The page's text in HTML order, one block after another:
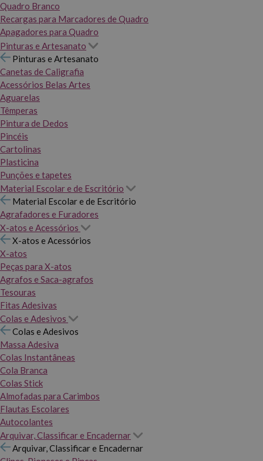
Quadro Branco
Recargas para Marcadores de Quadro
Apagadores para Quadro
Pinturas e Artesanato
Pinturas e Artesanato
Canetas de Caligrafia
Acessórios Belas Artes
Aguarelas
Têmperas
Pintura de Dedos
Pincéis
Cartolinas
Plasticina
Punções e tapetes
Material Escolar e de Escritório
Material Escolar e de Escritório
Agrafadores e Furadores
X-atos e Acessórios
X-atos e Acessórios
X-atos
Peças para X-atos
Agrafos e Saca-agrafos
Tesouras
Fitas Adesivas
Colas e Adesivos
Colas e Adesivos
Massa Adesiva
Colas Instantâneas
Cola Branca
Colas Stick
Almofadas para Carimbos
Flautas Escolares
Autocolantes
Arquivar, Classificar e Encadernar
Arquivar, Classificar e Encadernar